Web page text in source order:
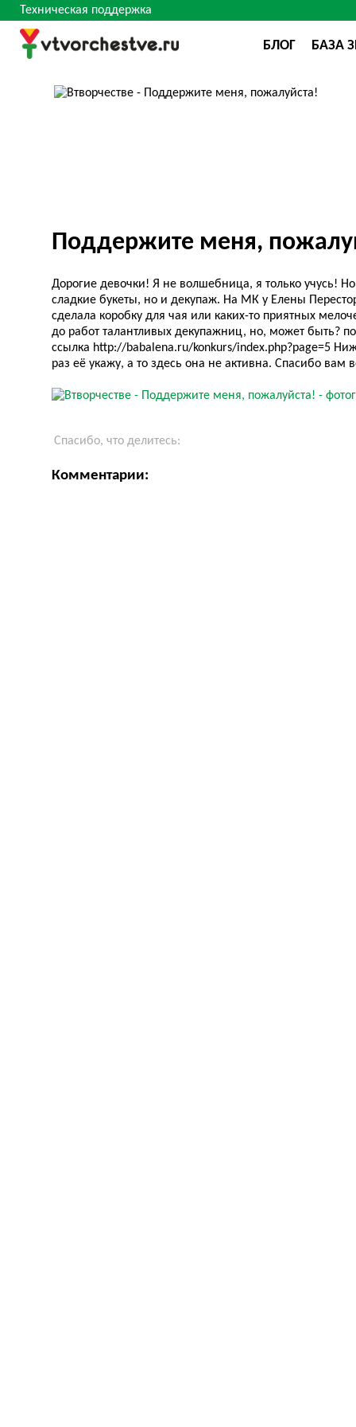
Техническая поддержка
БЛОГ БАЗА
Поддержите меня,
Дорогие девочки! Я не волшебница, я только учусь!
сладкие букеты, но и декупаж. На МК у Елены
сделала коробку для чая или каких-то приятных
до работ талантливых декупажниц, но, может быть?
ссылка http://babalena.ru/konkurs/index.php?page=5
раз её укажу, а то здесь она не активна. Спасибо вам
Спасибо, что делитесь:
Комментарии: